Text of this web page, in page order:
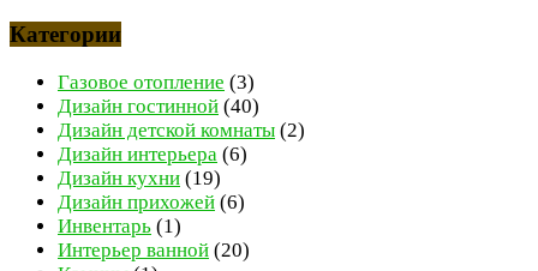
Категории
Газовое отопление (3)
Дизайн гостинной (40)
Дизайн детской комнаты (2)
Дизайн интерьера (6)
Дизайн кухни (19)
Дизайн прихожей (6)
Инвентарь (1)
Интерьер ванной (20)